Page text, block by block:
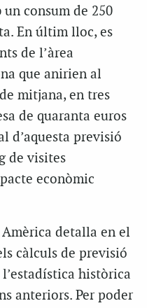
consum de 250
En últim lloc, es
de l’àrea
que anirien al
mitjana, en tres
de quaranta euros
d’aquesta previsió
de visites
econòmic
detalla en el
càlculs de previsió
històrica
anteriors. Per poder